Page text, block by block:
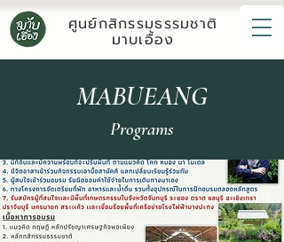
ศูนย์กสิกรรมธรรมชาติ
มาบเอื้อง
MABUEANG
Programs